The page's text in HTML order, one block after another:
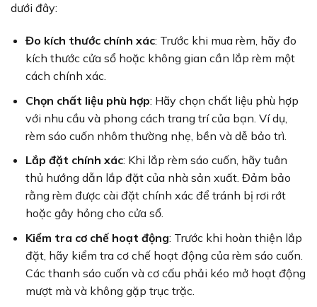
dưới đây:
Đo kích thước chính xác: Trước khi mua rèm, hãy đo
kích thước cửa sổ hoặc không gian cần lắp rèm một
cách chính xác.
Chọn chất liệu phù hợp: Hãy chọn chất liệu phù hợp
với nhu cầu và phong cách trang trí của bạn. Ví dụ,
rèm sáo cuốn nhôm thường nhẹ, bền và dễ bảo trì.
Lắp đặt chính xác: Khi lắp rèm sáo cuốn, hãy tuân
thủ hướng dẫn lắp đặt của nhà sản xuất. Đảm bảo
rằng rèm được cài đặt chính xác để tránh bị rơi rớt
hoặc gây hỏng cho cửa sổ.
Kiểm tra cơ chế hoạt động: Trước khi hoàn thiện lắp
đặt, hãy kiểm tra cơ chế hoạt động của rèm sáo cuốn.
Các thanh sáo cuốn và cơ cấu phải kéo mở hoạt động
mượt mà và không gặp trục trặc.